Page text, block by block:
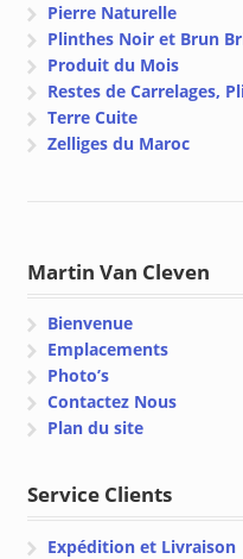
Pierre Naturelle
Plinthes Noir et Brun
Produit du Mois
Restes de Carrelages,
Terre Cuite
Zelliges du Maroc
Martin Van Cleven
Bienvenue
Emplacements
Photo’s
Contactez Nous
Plan du site
Service Clients
Expédition et Livraison